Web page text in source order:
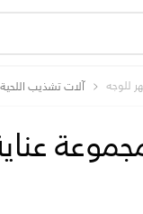
للوجه آلات تشذيب اللحية